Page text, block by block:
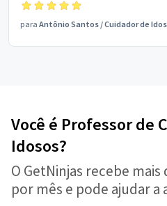
para Antônio Santos /Cuidador de
Você é Professor de
Idosos?
O GetNinjas recebe
por mês e pode ajudar